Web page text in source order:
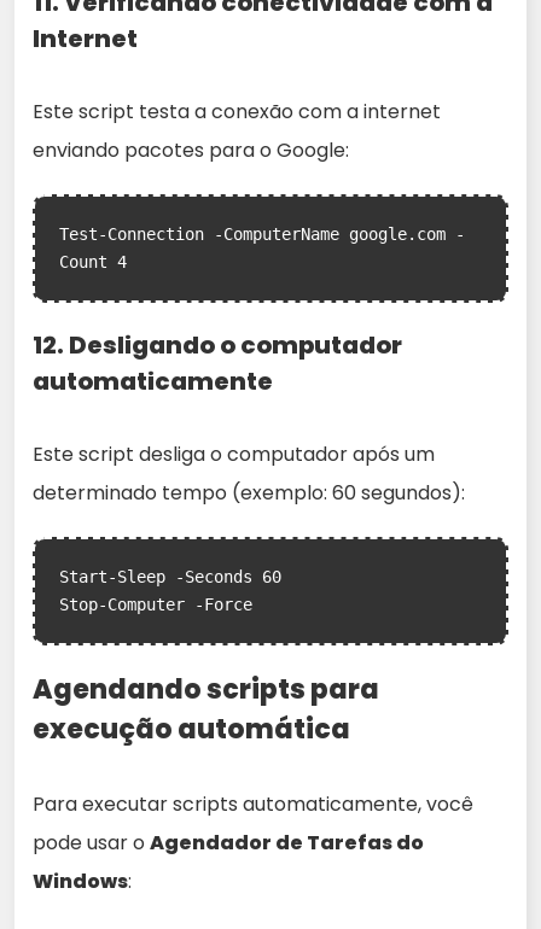
Internet
Este script testa a conexão com a internet
enviando pacotes para o Google:
Test-Connection -ComputerName google.com -
12. Desligando o computador
automaticamente
Este script desliga o computador após um
determinado tempo (exemplo: 60 segundos):
Start-Sleep -Seconds 60
Agendando scripts para
execução automática
Para executar scripts automaticamente, você
pode usar o Agendador de Tarefas do
Windows: